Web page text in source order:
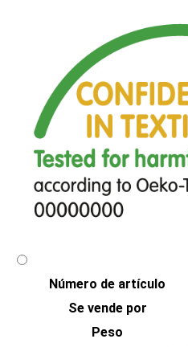
Número de artículo
Se vende por
Peso